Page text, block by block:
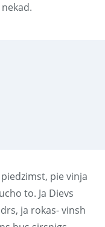
pie vinja
to. Ja Dievs
ja rokas- vinsh